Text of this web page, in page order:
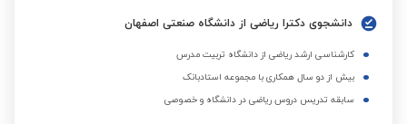
دانشجوی دکترا ریاضی از دانشگاه صنعتی اصفهان
کارشناسی ارشد ریاضی از دانشگاه تربیت مدرس
بیش از دو سال همکاری با مجموعه استادبانک
سابقه تدریس دروس ریاضی در دانشگاه و خصوصی